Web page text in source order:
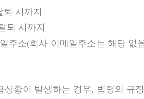
시까지
퇴 시까지
주소(회사 이메일주소는 해당 없
황이 발생하는 경우, 법령의 규